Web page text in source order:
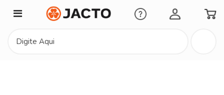
Minha Conta